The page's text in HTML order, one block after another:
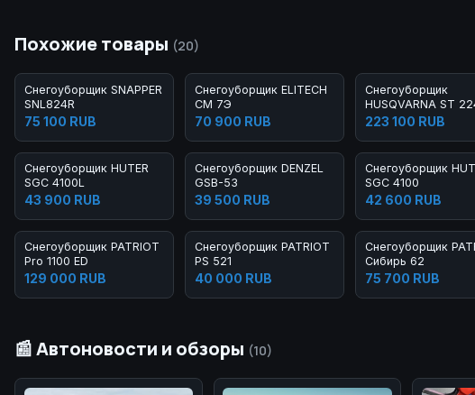
Похожие товары (20)
Снегоуборщик SNAPPER
SNL824R
75 100 RUB
Снегоуборщик ELITECH
СМ 7Э
70 900 RUB
Снегоуборщик
HUSQVARNA ST
223 100 RUB
Снегоуборщик HUTER
SGC 4100L
43 900 RUB
Снегоуборщик DENZEL
GSB-53
39 500 RUB
Снегоуборщик
SGC 4100
42 600 RUB
Снегоуборщик PATRIOT
Pro 1100 ED
129 000 RUB
Снегоуборщик PATRIOT
PS 521
40 000 RUB
Снегоуборщик
Сибирь 62
75 700 RUB
📰 Автоновости и обзоры (10)